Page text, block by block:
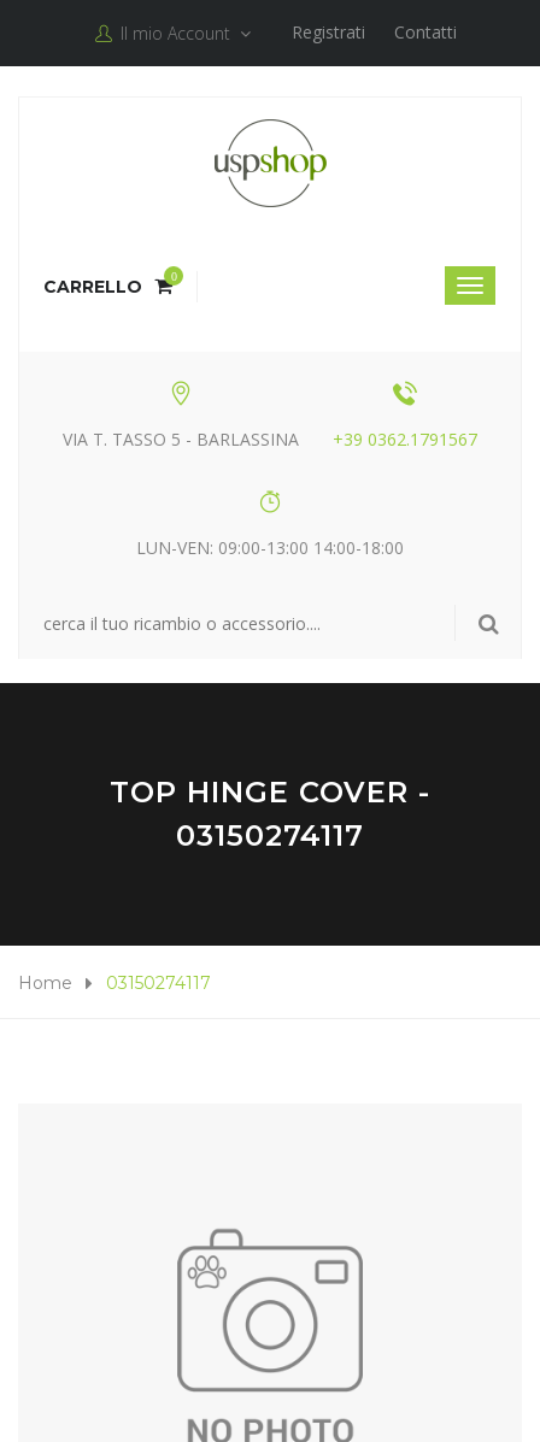
Il mio Account Registrati Contatti
CARRELLO 0
VIA T. TASSO 5 - BARLASSINA +39 0362.1791567
LUN-VEN: 09:00-13:00 14:00-18:00
TOP HINGE COVER -
03150274117
Home 03150274117